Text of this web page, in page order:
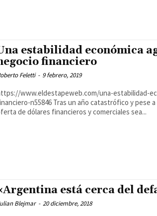
estabilidad económica
financiero
Feletti - 9 febrero, 2019
www.eldestapeweb.com/una-estabilidad-
n55846 Tras un año catastrófico y pese a una mejora de algunas variables, es imposible inferir que la
de dólares financieros y comerciales sea...
está cerca del
Blejmar - 20 diciembre, 2018